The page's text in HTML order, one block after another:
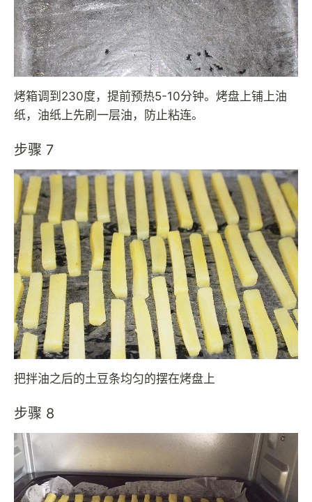
烤箱调到230度，提前预热5-10分钟。烤盘上铺上油
纸，油纸上先刷一层油，防止粘连。
步骤 7
把拌油之后的土豆条均匀的摆在烤盘上
步骤 8